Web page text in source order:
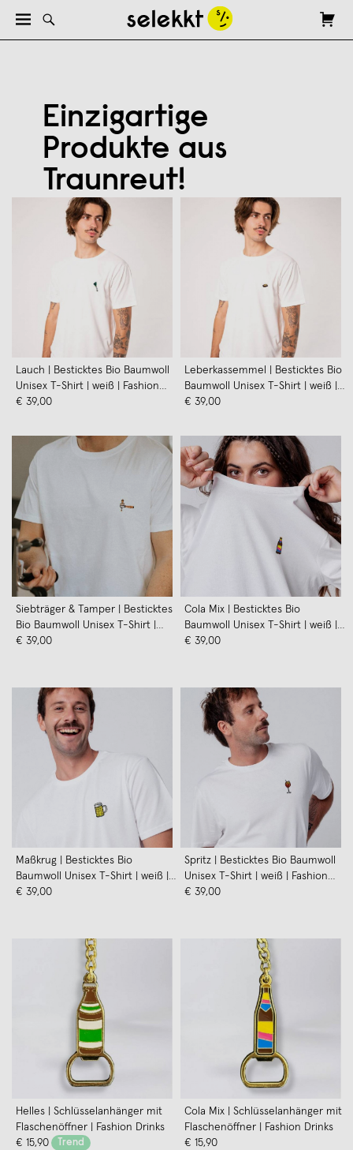
Einzigartige
Produkte aus
Traunreut!
Lauch | Besticktes Bio Baumwoll
Unisex T-Shirt | weiß | Fashion
Drinks
€ 39,00
Leberkassemmel | Besticktes Bio
Baumwoll Unisex T-Shirt | weiß |
Fashion Drinks
€ 39,00
Siebträger & Tamper | Besticktes
Bio Baumwoll Unisex T-Shirt |
weiß | Fashion Drinks
€ 39,00
Cola Mix | Besticktes Bio
Baumwoll Unisex T-Shirt | weiß |
Fashion Drinks
€ 39,00
Maßkrug | Besticktes Bio
Baumwoll Unisex T-Shirt | weiß |
Fashion Drinks
€ 39,00
Spritz | Besticktes Bio Baumwoll
Unisex T-Shirt | weiß | Fashion
Drinks
€ 39,00
Helles | Schlüsselanhänger mit
Flaschenöffner | Fashion Drinks
€ 15,90
Trend
Cola Mix | Schlüsselanhänger mit
Flaschenöffner | Fashion Drinks
€ 15,90